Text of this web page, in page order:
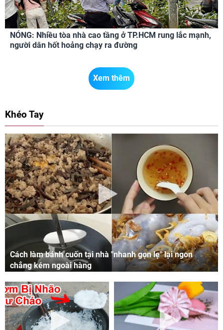
NÓNG: Nhiều tòa nhà cao tầng ở TP.HCM rung lắc mạnh,
người dân hốt hoảng chạy ra đường
Xem thêm
Khéo Tay
Cách làm bánh cuốn tại nhà "nhanh gọn lẹ" lại ngon
chẳng kém ngoài hàng